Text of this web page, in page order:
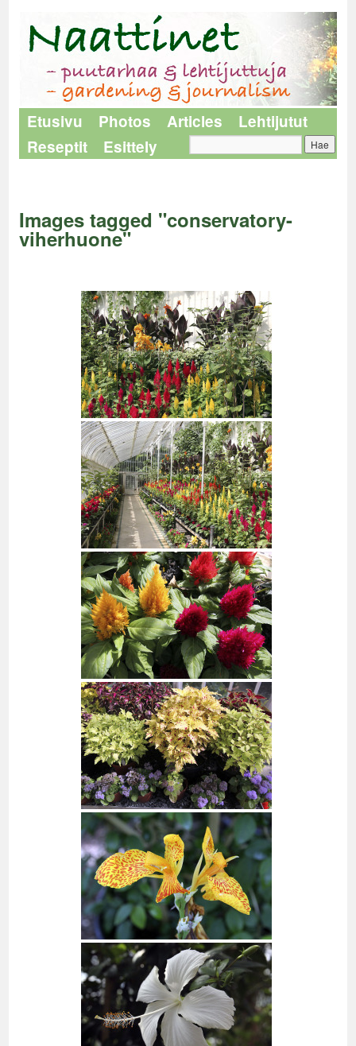
Etusivu Photos Articles
Lehtijutut
Reseptit
Esittely
Images tagged "conservatory-
viherhuone"